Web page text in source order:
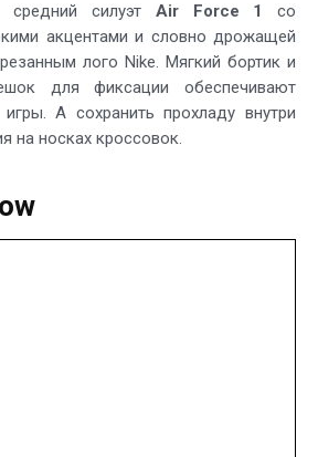
силуэт Air Force 1
со
акцентами и словно дрожащей
лого Nike. Мягкий бортик и
для фиксации обеспечивают
А сохранить прохладу внутри
на носках кроссовок.